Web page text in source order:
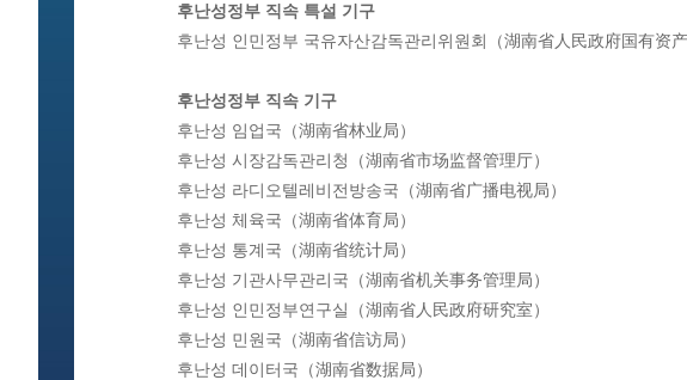
후난성정부 직속 특설 기구
후난성 인민정부 국유자산감독관리위원회（湖南省人民政府国有资产
후난성정부 직속 기구
후난성 임업국（湖南省林业局）
후난성 시장감독관리청（湖南省市场监督管理厅）
후난성 라디오텔레비전방송국（湖南省广播电视局）
후난성 체육국（湖南省体育局）
후난성 통계국（湖南省统计局）
후난성 기관사무관리국（湖南省机关事务管理局）
후난성 인민정부연구실（湖南省人民政府研究室）
후난성 민원국（湖南省信访局）
후난성 데이터국（湖南省数据局）